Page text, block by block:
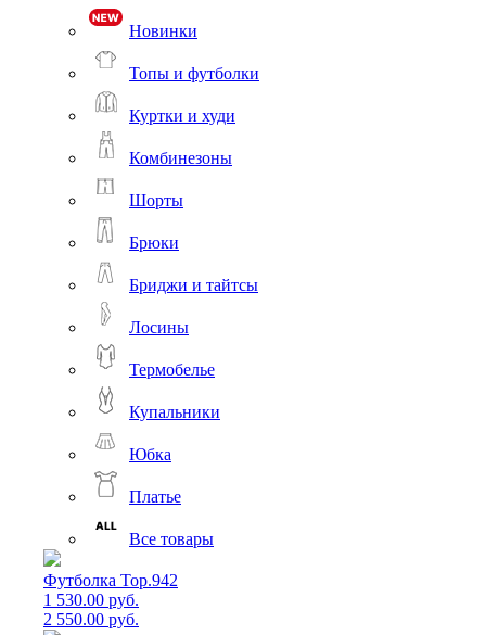
Новинки
Топы и футболки
Куртки и худи
Комбинезоны
Шорты
Брюки
Бриджи и тайтсы
Лосины
Термобелье
Купальники
Юбка
Платье
Все товары
Футболка Top.942
1 530.00 руб.
2 550.00 руб.